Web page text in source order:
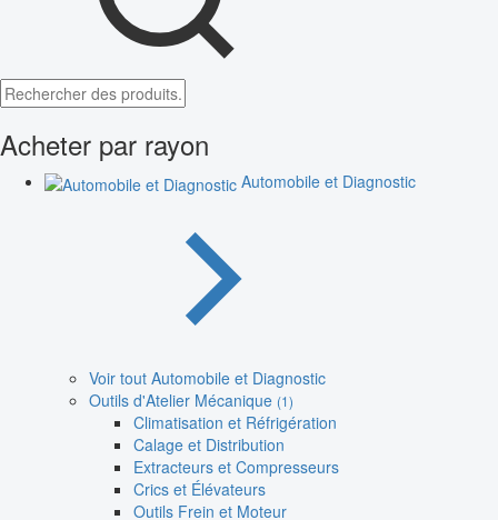
Acheter par rayon
Automobile et Diagnostic
Voir tout Automobile et Diagnostic
Outils d'Atelier Mécanique (1)
Climatisation et Réfrigération
Calage et Distribution
Extracteurs et Compresseurs
Crics et Élévateurs
Outils Frein et Moteur